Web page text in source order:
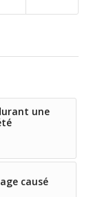
une
causé